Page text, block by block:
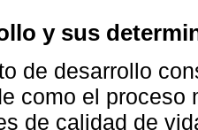
y sus
de desarrollo
como el proceso
de calidad de